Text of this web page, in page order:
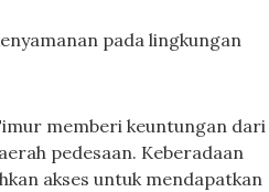
pada lingkungan
memberi keuntungan dari
pedesaan. Keberadaan
akses untuk mendapatkan